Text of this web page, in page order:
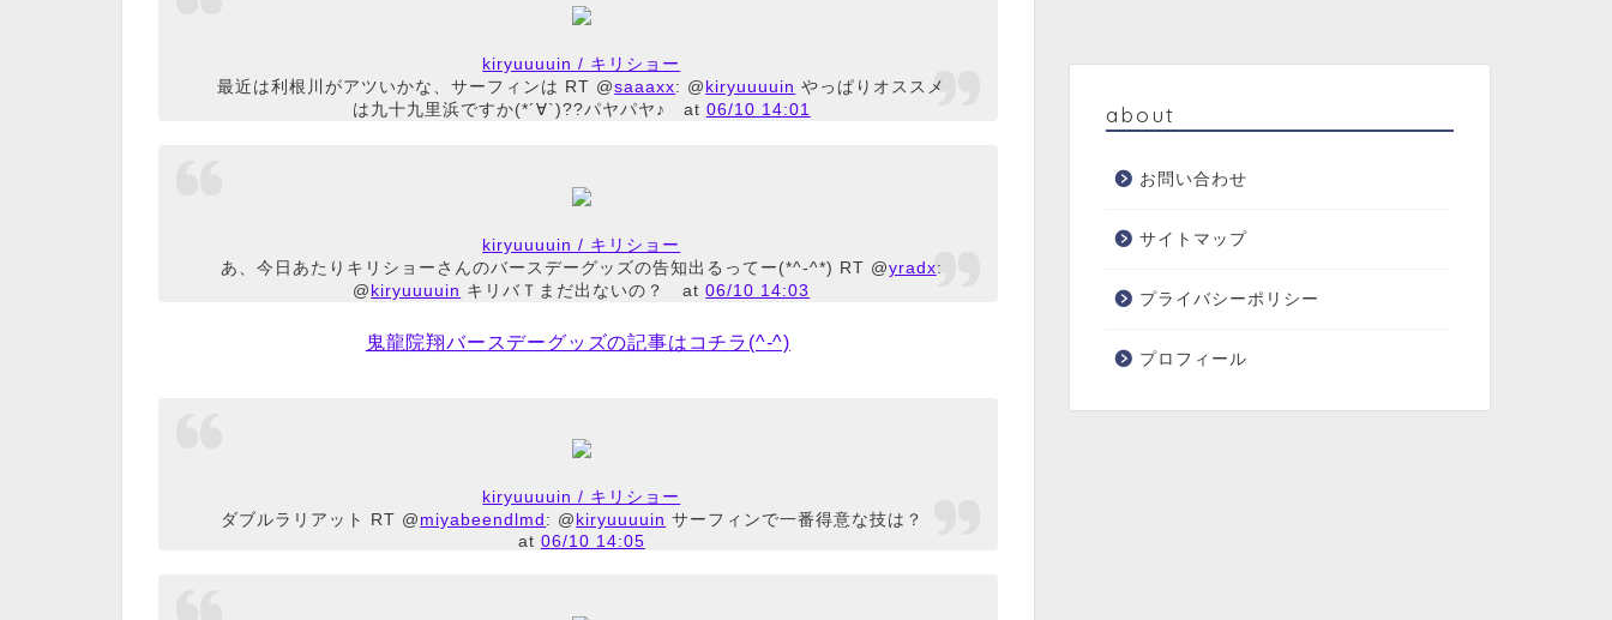
kiryuuuuin / キリショー
最近は利根川がアツいかな、サーフィンは RT @saaaxx: @kiryuuuuin やっぱりオススメ
は九十九里浜ですか(*´∀`)??パヤパヤ♪
at 06/10 14:01
kiryuuuuin / キリショー
あ、今日あたりキリショーさんのバースデーグッズの告知出るってー(*^-^*) RT @yradx:
@kiryuuuuin キリバＴまだ出ないの？ at06/10 14:03
鬼龍院翔バースデーグッズの記事はコチラ(^-^)
kiryuuuuin / キリショー
ダブルラリアット RT @miyabeendlmd: @kiryuuuuin サーフィンで一番得意な技は？
at 06/10 14:05
about
お問い合わせ
サイトマップ
プライバシーポリシー
プロフィール